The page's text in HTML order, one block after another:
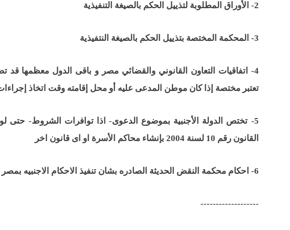
2- الأوراق المطلوبة لتذييل الحكم بالصيغة التنفيذية
3- المحكمة المختصة بتذييل الحكم بالصيغة النتفيذية
4- اتفاقيات التعاون القانوني والقضائي مصر و باقى الدول معظمها
تعتبر مختصة إذا كان موطن المدعى عليه أو محل إقامته وقت اتخاذ
5- تختص الدولة الأجنبية بموضوع الدعوى- اذا توافرات الشروط- حتى
القانون رقم 10 لسنة 2004 بإنشاء محاكم الأسرة او اى قانون اخر
6- احكام محكمة النقض الحديثة الصادره بشان تنفيذ الاحكام الاجنبيه بمصر ........(يحيى سعد المحامى )
-------------------